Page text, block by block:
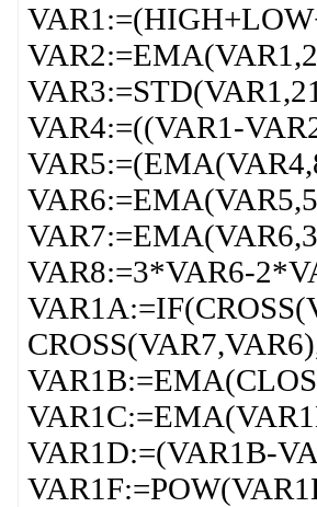
VAR4:=((VAR1-
VAR8:=3*VAR6-
VAR1D:=(VAR1B-